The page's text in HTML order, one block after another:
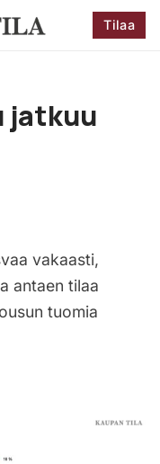
Tilaa
jatkuu
vakaasti,
antaen tilaa
tuomia